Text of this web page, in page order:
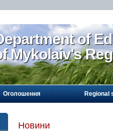
of
Mykolaiv's
Оголошення Regional
Новини